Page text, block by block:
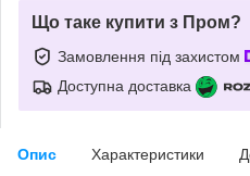
Що таке купити з Пром?
Замовлення під захистом
Доступна доставка
Опис Характеристики